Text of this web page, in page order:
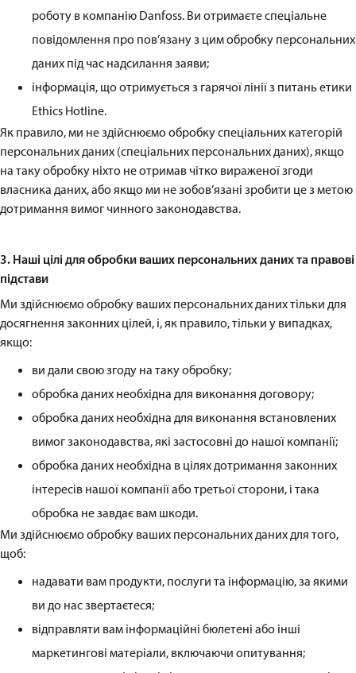
роботу в компанію Danfoss. Ви отримаєте спеціальне
повідомлення про пов’язану з цим обробку персональних
даних під час надсилання заяви;
інформація, що отримується з гарячої лінії з питань етики
Ethics Hotline.
Як правило, ми не здійснюємо обробку спеціальних категорій
персональних даних (спеціальних персональних даних), якщо
на таку обробку ніхто не отримав чітко вираженої згоди
власника даних, або якщо ми не зобов’язані зробити це з метою
дотримання вимог чинного законодавства.
3. Наші цілі для обробки ваших персональних даних та правові
підстави
Ми здійснюємо обробку ваших персональних даних тільки для
досягнення законних цілей, і, як правило, тільки у випадках,
якщо:
ви дали свою згоду на таку обробку;
обробка даних необхідна для виконання договору;
обробка даних необхідна для виконання встановлених
вимог законодавства, які застосовні до нашої компанії;
обробка даних необхідна в цілях дотримання законних
інтересів нашої компанії або третьої сторони, і така
обробка не завдає вам шкоди.
Ми здійснюємо обробку ваших персональних даних для того,
щоб:
надавати вам продукти, послуги та інформацію, за якими
ви до нас звертаєтеся;
відправляти вам інформаційні бюлетені або інші
маркетингові матеріали, включаючи опитування;